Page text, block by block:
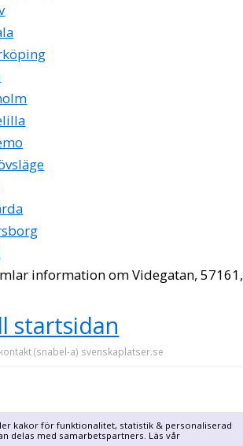
kakor för funktionalitet, statistik & personaliserad
delas med samarbetspartners. Läs vår
information om Videgatan, 57161,
startsidan
(snabel-a) svenskaplatser.se